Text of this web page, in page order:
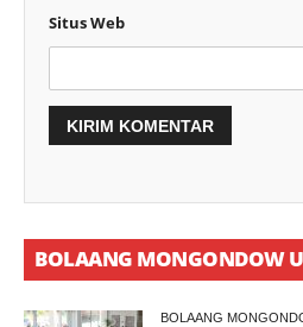
Situs Web
BOLAANG MONGONDOW
BOLAANG